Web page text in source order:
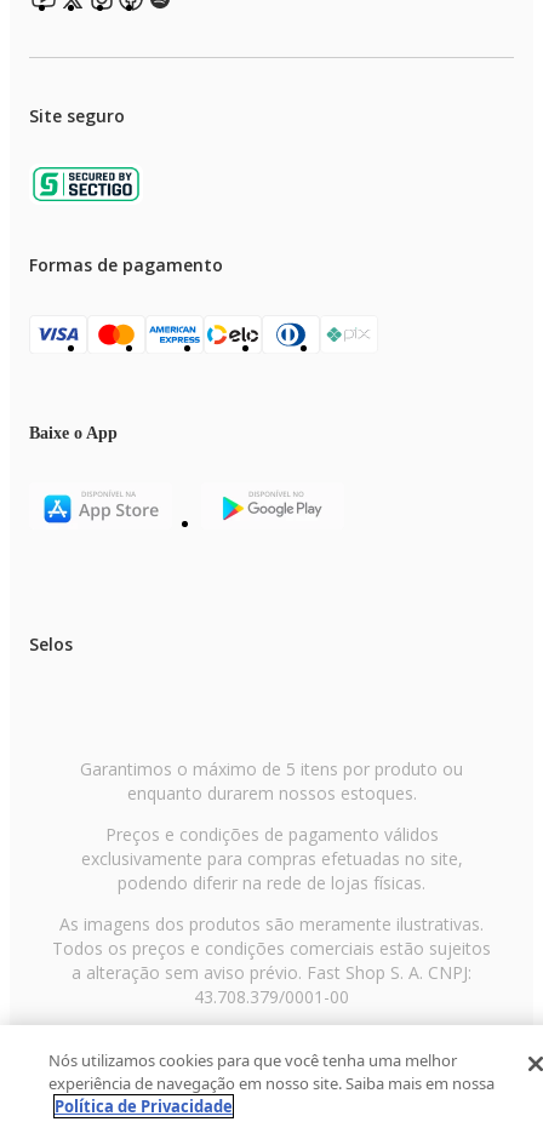
Site seguro
Formas de pagamento
Baixe o App
Selos
Garantimos o máximo de 5 itens por produto ou
enquanto durarem nossos estoques.
Preços e condições de pagamento válidos
exclusivamente para compras efetuadas no site,
podendo diferir na rede de lojas físicas.
As imagens dos produtos são meramente ilustrativas.
Todos os preços e condições comerciais estão sujeitos
a alteração sem aviso prévio. Fast Shop S. A. CNPJ:
43.708.379/0001-00
Paulo/SP, CEP 02029-001, Telefone: 11 3003-3728 ©
2013 Fast Shop - Todos os direitos reservadosRF
Nós utilizamos cookies para que você tenha uma melhor
experiência de navegação em nosso site. Saiba mais em nossa
Política de Privacidade